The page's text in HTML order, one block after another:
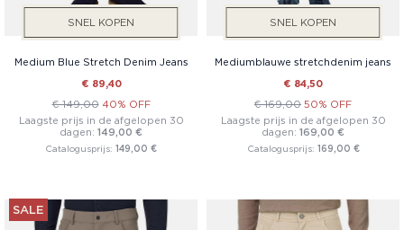
SNEL KOPEN
Medium Blue Stretch Denim Jeans
€ 89,40
€ 149,00 40% OFF
Laagste prijs in de afgelopen 30
dagen: 149,00 €
Catalogusprijs: 149,00 €
SNEL KOPEN
Mediumblauwe stretchdenim jeans
€ 84,50
€ 169,00 50% OFF
Laagste prijs in de afgelopen 30
dagen: 169,00 €
Catalogusprijs: 169,00 €
SALE